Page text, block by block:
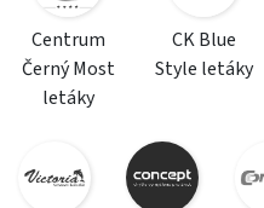
Centrum
Černý Most
letáky
CK Blue
Style letáky